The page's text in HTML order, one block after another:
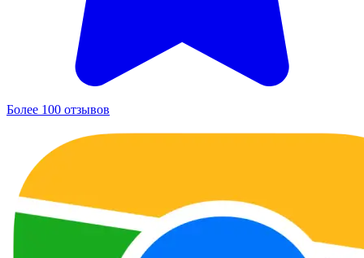
Более 100 отзывов